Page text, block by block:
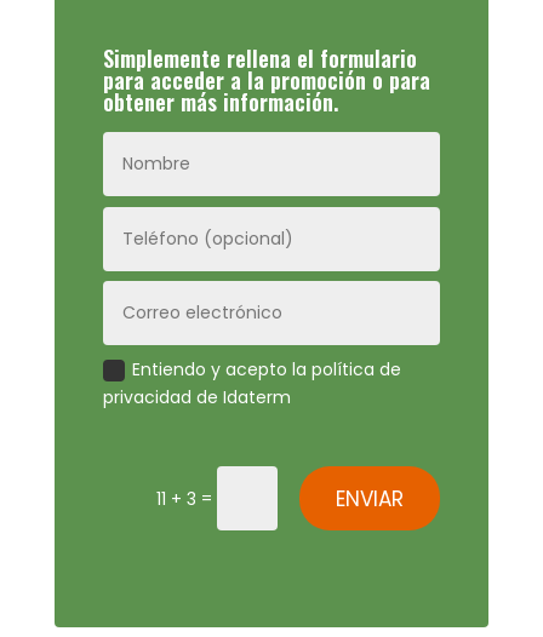
Simplemente rellena el formulario
para acceder a la promoción o para
obtener más información.
Entiendo y acepto la política de
privacidad de Idaterm
11 + 3 = ENVIAR